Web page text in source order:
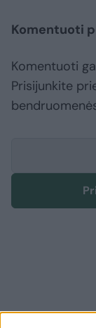
Komentuoti
Komentuoti
Prisijunkite